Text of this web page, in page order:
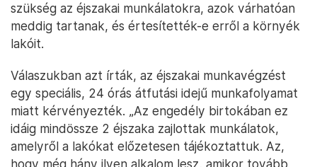
szükség az éjszakai munkálatokra, azok várhatóan
meddig tartanak, és értesítették-e erről a környék
lakóit.
Válaszukban azt írták, az éjszakai munkavégzést
egy speciális, 24 órás átfutási idejű munkafolyamat
miatt kérvényezték. „Az engedély birtokában ez
idáig mindössze 2 éjszaka zajlottak munkálatok,
amelyről a lakókat előzetesen tájékoztattuk. Az,
hogy még hány ilyen alkalom lesz, amikor tovább